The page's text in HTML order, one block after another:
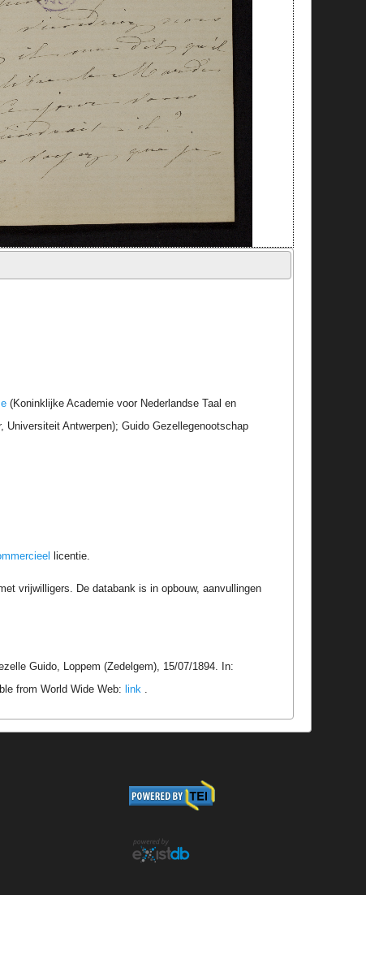
(Koninklijke Academie voor Nederlandse Taal en
Universiteit Antwerpen); Guido Gezellegenootschap
licentie.
vrijwilligers. De databank is in opbouw, aanvullingen
Guido, Loppem (Zedelgem), 15/07/1894. In:
from World Wide Web: link .